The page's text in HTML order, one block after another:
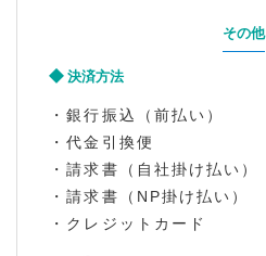
その他
決済方法
・銀行振込（前払い）
・代金引換便
・請求書（自社掛け払い）
・請求書（NP掛け払い）
・クレジットカード